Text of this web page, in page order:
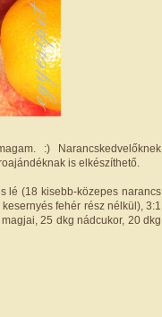
:) Narancskedvelőknek
is elkészíthető.
lé (18 kisebb-közepes narancs
fehér rész nélkül), 3:1
25 dkg nádcukor, 20 dkg